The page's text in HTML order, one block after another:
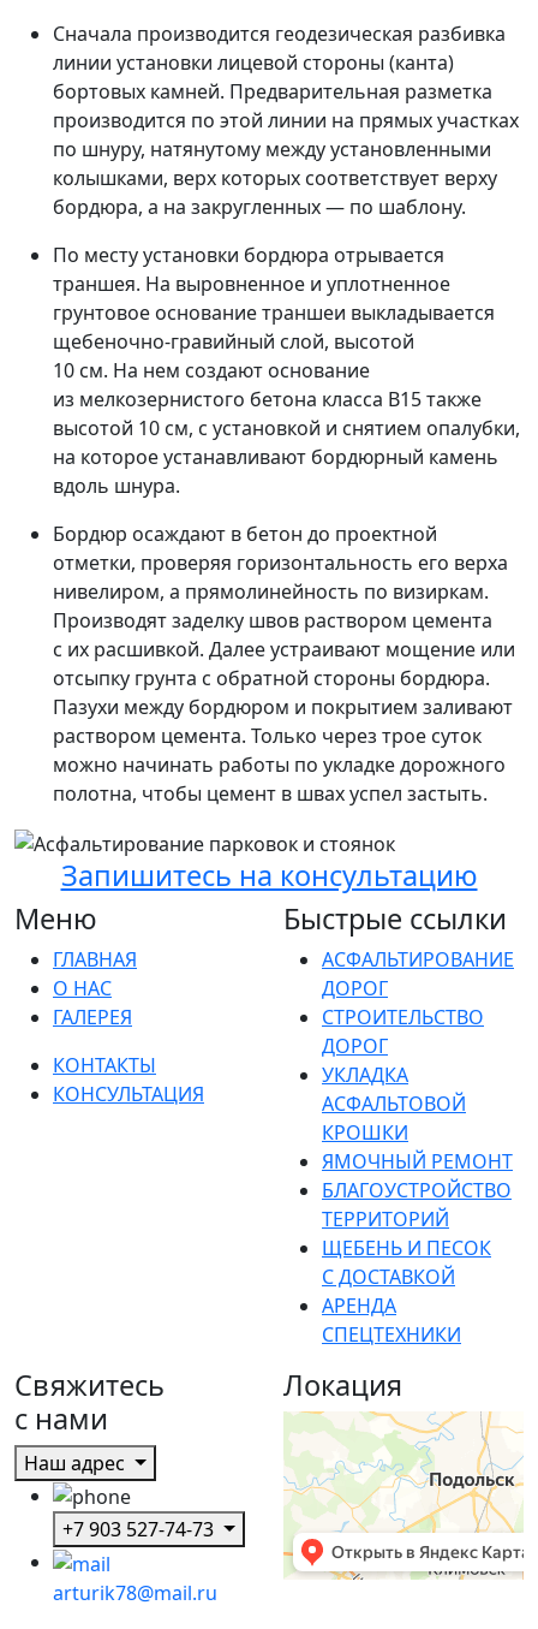
Сначала производится геодезическая разбивка
линии установки лицевой стороны (канта)
бортовых камней. Предварительная разметка
производится по этой линии на прямых участках
по шнуру, натянутому между установленными
колышками, верх которых соответствует верху
бордюра, а на закругленных — по шаблону.
По месту установки бордюра отрывается
траншея. На выровненное и уплотненное
грунтовое основание траншеи выкладывается
щебеночно-гравийный слой, высотой
10 см. На нем создают основание
из мелкозернистого бетона класса В15 также
высотой 10 см, с установкой и снятием опалубки,
на которое устанавливают бордюрный камень
вдоль шнура.
Бордюр осаждают в бетон до проектной
отметки, проверяя горизонтальность его верха
нивелиром, а прямолинейность по визиркам.
Производят заделку швов раствором цемента
с их расшивкой. Далее устраивают мощение или
отсыпку грунта с обратной стороны бордюра.
Пазухи между бордюром и покрытием заливают
раствором цемента. Только через трое суток
можно начинать работы по укладке дорожного
полотна, чтобы цемент в швах успел застыть.
Запишитесь на консультацию
Меню
ГЛАВНАЯ
О НАС
ГАЛЕРЕЯ
КОНТАКТЫ
КОНСУЛЬТАЦИЯ
Быстрые ссылки
АСФАЛЬТИРОВАНИЕ
ДОРОГ
СТРОИТЕЛЬСТВО
ДОРОГ
УКЛАДКА
АСФАЛЬТОВОЙ
КРОШКИ
ЯМОЧНЫЙ РЕМОНТ
БЛАГОУСТРОЙСТВО
ТЕРРИТОРИЙ
ЩЕБЕНЬ И ПЕСОК
С ДОСТАВКОЙ
АРЕНДА
СПЕЦТЕХНИКИ
Свяжитесь
с нами
Наш адрес
+7 903 527-74-73
arturik78@mail.ru
Локация
Яндекс Карты
Домодедово — Яндекс Карты